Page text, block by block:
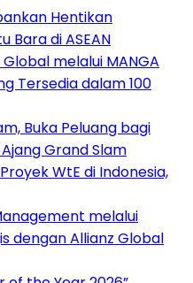
Hentikan
Bara di ASEAN
melalui MANGA
Tersedia dalam 100
Buka Peluang bagi
Grand Slam
Proyek WtE di Indonesia,
melalui
dengan Allianz Global